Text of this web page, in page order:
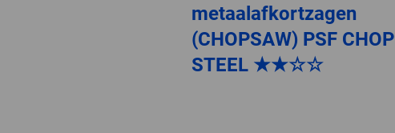
metaalafkortzagen
(CHOPSAW) PSF CHOP
STEEL ★★☆☆